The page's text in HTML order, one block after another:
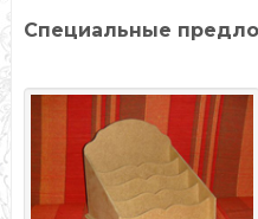
Специальные